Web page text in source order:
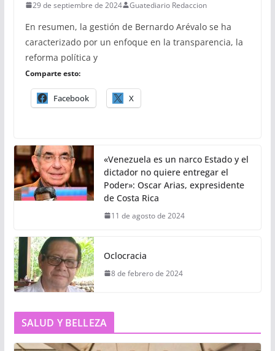
29 de septiembre de 2024 Guatediario Redaccion
En resumen, la gestión de Bernardo Arévalo se ha
caracterizado por un enfoque en la transparencia, la
reforma política y
Comparte esto:
Facebook X
«Venezuela es un narco Estado y el
dictador no quiere entregar el
Poder»: Oscar Arias, expresidente
de Costa Rica
11 de agosto de 2024
Oclocracia
8 de febrero de 2024
SALUD Y BELLEZA